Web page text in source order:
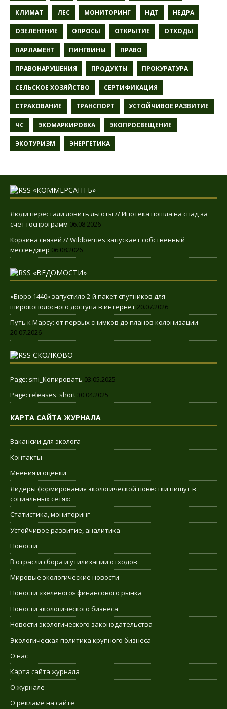
КЛИМАТ ЛЕС МОНИТОРИНГ НДТ НЕДРА
ОЗЕЛЕНЕНИЕ ОПРОСЫ ОТКРЫТИЕ ОТХОДЫ
ПАРЛАМЕНТ ПИНГВИНЫ ПРАВО
ПРАВОНАРУШЕНИЯ ПРОДУКТЫ ПРОКУРАТУРА
СЕЛЬСКОЕ ХОЗЯЙСТВО СЕРТИФИКАЦИЯ
СТРАХОВАНИЕ ТРАНСПОРТ УСТОЙЧИВОЕ РАЗВИТИЕ
ЧС ЭКОМАРКИРОВКА ЭКОПРОСВЕЩЕНИЕ
ЭКОТУРИЗМ ЭНЕРГЕТИКА
«КОММЕРСАНТЪ»
Люди перестали ловить льготы // Ипотека пошла на спад за
счет госпрограмм 06.08.2026
Корзина связей // Wildberries запускает собственный
мессенджер 06.08.2026
«ВЕДОМОСТИ»
«Бюро 1440» запустило 2-й пакет спутников для
широкополосного доступа в интернет20.07.2026
Путь к Марсу: от первых снимков до планов колонизации
20.07.2026
СКОЛКОВО
Page: smi_Копировать 03.05.2025
Page: releases_short 30.04.2025
КАРТА САЙТА ЖУРНАЛА
Вакансии для эколога
Контакты
Мнения и оценки
Лидеры формирования экологической повестки пишут в
социальных сетях:
Статистика, мониторинг
Устойчивое развитие, аналитика
Новости
В отрасли сбора и утилизации отходов
Мировые экологические новости
Новости «зеленого» финансового рынка
Новости экологического бизнеса
Новости экологического законодательства
Экологическая политика крупного бизнеса
О нас
Карта сайта журнала
О журнале
О рекламе на сайте